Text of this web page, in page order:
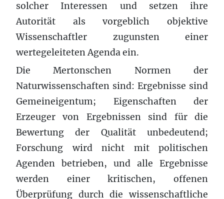
solcher Interessen und setzen ihre
Autorität als vorgeblich objektive
Wissenschaftler zugunsten einer
wertegeleiteten Agenda ein.
Die Mertonschen Normen der
Naturwissenschaften sind: Ergebnisse sind
Gemeineigentum; Eigenschaften der
Erzeuger von Ergebnissen sind für die
Bewertung der Qualität unbedeutend;
Forschung wird nicht mit politischen
Agenden betrieben, und alle Ergebnisse
werden einer kritischen, offenen
Überprüfung durch die wissenschaftliche